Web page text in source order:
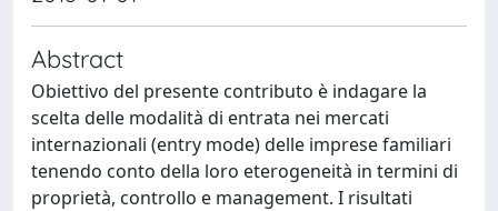
Abstract
Obiettivo del presente contributo è indagare la
scelta delle modalità di entrata nei mercati
internazionali (entry mode) delle imprese familiari
tenendo conto della loro eterogeneità in termini di
proprietà, controllo e management. I risultati